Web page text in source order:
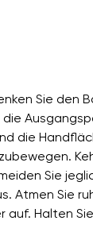
Sie den
die
Sie
Atmen Sie
Halten